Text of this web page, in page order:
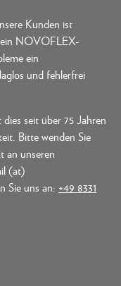
Kunden ist
NOVOFLEX-
ein
und fehlerfrei
seit über 75 Jahren
Bitte wenden Sie
an unseren
(at)
Sie uns an: +49 8331